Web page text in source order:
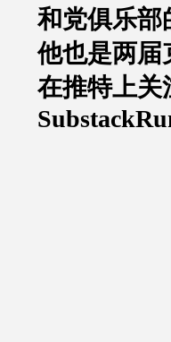
和党俱乐部
他也是两届
在推特上关
Substack